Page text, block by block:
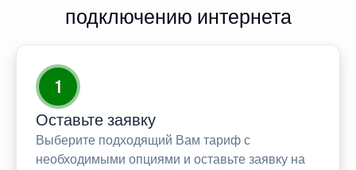
подключению интернета
1
Оставьте заявку
Выберите подходящий Вам тариф с
необходимыми опциями и оставьте заявку на